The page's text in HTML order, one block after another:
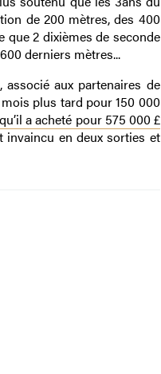
de 200 mètres, des 400
que 2 dixièmes de seconde
derniers mètres...
associé aux partenaires de
plus tard pour 150 000
a acheté pour 575 000 £
invaincu en deux sorties et